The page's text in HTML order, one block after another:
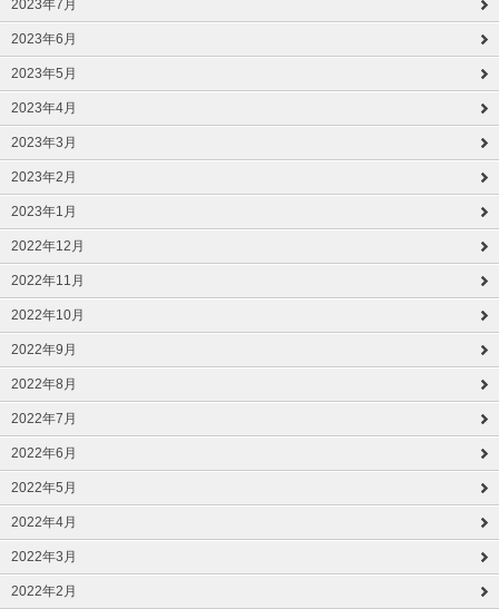
2023年7月
2023年6月
2023年5月
2023年4月
2023年3月
2023年2月
2023年1月
2022年12月
2022年11月
2022年10月
2022年9月
2022年8月
2022年7月
2022年6月
2022年5月
2022年4月
2022年3月
2022年2月